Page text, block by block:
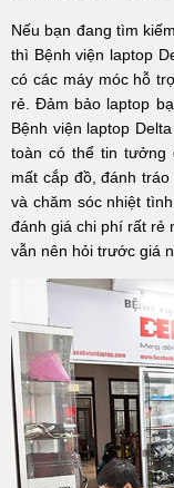
Nếu bạn đang tìm
thì Bệnh viện laptop
có các máy móc hỗ
rẻ. Đảm bảo laptop
Bệnh viện laptop
toàn có thể tin tưởng
mất cắp đồ, đánh
và chăm sóc nhiệt
đánh giá chi phí rất rẻ
vẫn nên hỏi trước giá